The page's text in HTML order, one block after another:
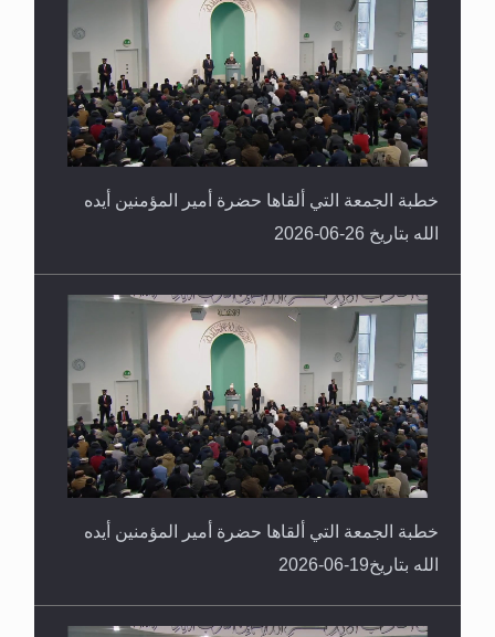
خطبة الجمعة التي ألقاها حضرة أمير المؤمنين أيده
الله بتاريخ 26-06-2026
خطبة الجمعة التي ألقاها حضرة أمير المؤمنين أيده
الله بتاريخ19-06-2026